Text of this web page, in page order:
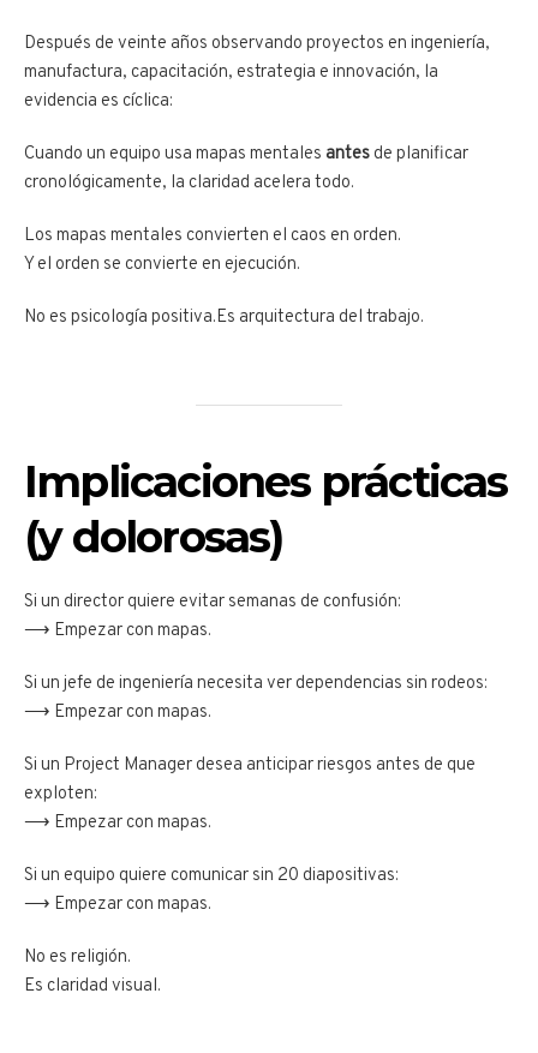
Después de veinte años observando proyectos en ingeniería,
manufactura, capacitación, estrategia e innovación, la
evidencia es cíclica:
Cuando un equipo usa mapas mentales antes de planificar
cronológicamente, la claridad acelera todo.
Los mapas mentales convierten el caos en orden.
Y el orden se convierte en ejecución.
No es psicología positiva.Es arquitectura del trabajo.
Implicaciones prácticas
(y dolorosas)
Si un director quiere evitar semanas de confusión:
⟶ Empezar con mapas.
Si un jefe de ingeniería necesita ver dependencias sin rodeos:
⟶ Empezar con mapas.
Si un Project Manager desea anticipar riesgos antes de que
exploten:
⟶ Empezar con mapas.
Si un equipo quiere comunicar sin 20 diapositivas:
⟶ Empezar con mapas.
No es religión.
Es claridad visual.